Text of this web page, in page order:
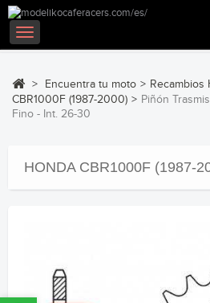
Navegación
Toggle
> Encuentra tu moto > Recambios
CBR1000F (1987-2000) > Piñón
Fino - Int. 26-30
HONDA CBR1000F (1987-